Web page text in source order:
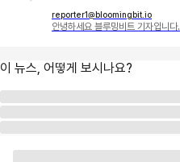
reporter1@bloomingbit.io
안녕하세요 블루밍비트 기자입니다.
이 뉴스, 어떻게 보시나요?